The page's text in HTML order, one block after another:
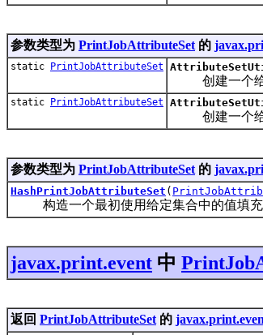
参数类型为 PrintJobAttributeSet 的
static PrintJobAttributeSet
创建一个给
static PrintJobAttributeSet
创建一个给
参数类型为 PrintJobAttributeSet 的
HashPrintJobAttributeSet (
构造一个最初使用给定集合中的值填充
javax.print.event 中
返回 PrintJobAttributeSet 的